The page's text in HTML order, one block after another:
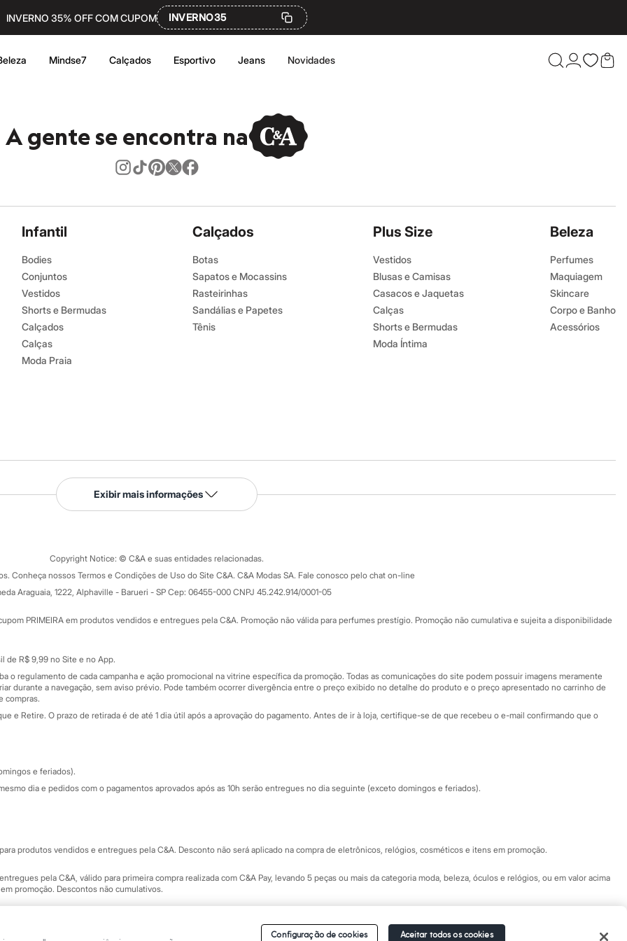
INVERNO 35% OFF COM CUPOM INVERNO35
Mindse7 Calçados Esportivo Jeans Novidades
Confira
A gente se encontra na
Infantil
Bodies
Conjuntos
Vestidos
Shorts e Bermudas
Calçados
Calças
Moda Praia
Calçados
Botas
Sapatos e Mocassins
Rasteirinhas
Sandálias e Papetes
Tênis
Plus Size
Vestidos
Blusas e Camisas
Casacos e Jaquetas
Calças
Shorts e Bermudas
Moda Íntima
Beleza
Perfumes
Maquiagem
Skincare
Corpo e Banho
Acessórios
Serviços
Tipos de serviços
Formas de pagamento
Todas as vantagens
Minha C&A
Cupons de desconto
Atendimento
Fale conosco
Central de ética
Eventos
Exibir mais informações
Copyright Notice: © C&A e suas entidades relacionadas.
Conheça nossos Termos e Condições de Uso do Site C&A. C&A Modas SA. Fale conosco pelo chat on-line
Araguaia, 1222, Alphaville - Barueri - SP Cep: 06455-000 CNPJ 45.242.914/0001-05
PRIMEIRA em produtos vendidos e entregues pela C&A. Promoção não válida para perfumes prestígio. Promoção não cumulativa e sujeita a disponibilidade
de R$ 9,99 no Site e no App.
o regulamento de cada campanha e ação promocional na vitrine específica da promoção. Todas as comunicações do site podem possuir imagens meramente
durante a navegação, sem aviso prévio. Pode também ocorrer divergência entre o preço exibido no detalhe do produto e o preço apresentado no carrinho de
compras.
e Retire. O prazo de retirada é de até 1 dia útil após a aprovação do pagamento. Antes de ir à loja, certifique-se de que recebeu o e-mail confirmando que o
e feriados).
dia e pedidos com o pagamentos aprovados após as 10h serão entregues no dia seguinte (exceto domingos e feriados).
produtos vendidos e entregues pela C&A. Desconto não será aplicado na compra de eletrônicos, relógios, cosméticos e itens em promoção.
pela C&A, válido para primeira compra realizada com C&A Pay, levando 5 peças ou mais da categoria moda, beleza, óculos e relógios, ou em valor acima
promoção. Descontos não cumulativos.
Configuração de cookies Aceitar todos os cookies